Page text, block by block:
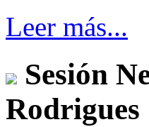
Leer más...
Sesión